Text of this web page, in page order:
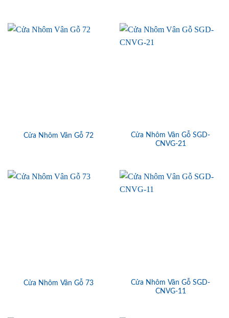
Cửa Nhôm Vân Gỗ 72
Cửa Nhôm Vân Gỗ SGD-
CNVG-21
Cửa Nhôm Vân Gỗ 73
Cửa Nhôm Vân Gỗ SGD-
CNVG-11